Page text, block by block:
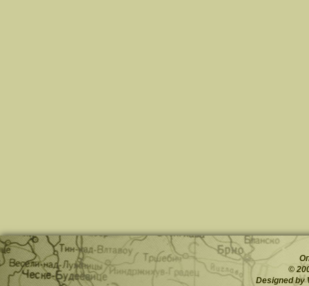
©
Designed by